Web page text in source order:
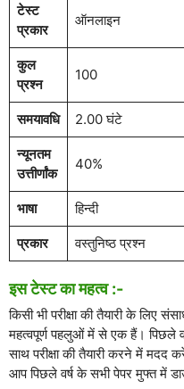
टेस्ट
प्रकार
ऑनलाइन
कुल
प्रश्न
100
समयावधि 2.00 घंटे
न्यूनतम
उत्तीर्णांक
40%
भाषा हिन्दी
प्रकार वस्तुनिष्ठ प्रश्न
इस टेस्ट का महत्व :-
किसी भी परीक्षा की तैयारी के लिए
महत्वपूर्ण पहलुओं में से एक हैं। पिछले
साथ परीक्षा की तैयारी करने में मदद
आप पिछले वर्ष के सभी पेपर मुफ्त में